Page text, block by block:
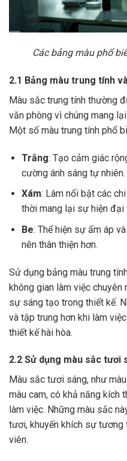
Các bảng màu phổ
2.1 Bảng màu trung tính
Màu sắc trung tính thường
văn phòng vì chúng mang
Một số màu trung tính phổ
Trắng: Tạo cảm giác
cường ánh sáng tự nhiên.
Xám: Làm nổi bật các
thời mang lại sự hiện đại
Be: Thể hiện sự ấm áp
nên thân thiện hơn.
Sử dụng bảng màu trung
không gian làm việc chuyên
sự sáng tạo trong thiết kế.
và tập trung hơn khi làm
thiết kế hài hòa.
2.2 Sử dụng màu sắc tươi
Màu sắc tươi sáng, như
màu cam, có khả năng kích
làm việc. Những màu sắc
tươi, khuyến khích sự tương
viên.